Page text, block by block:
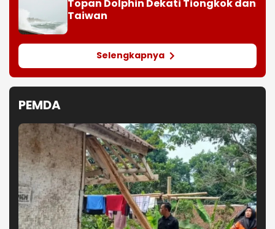
Topan Dolphin Dekati Tiongkok dan
Taiwan
Selengkapnya
PEMDA